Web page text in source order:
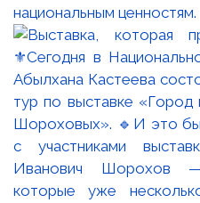
национальным ценностям.